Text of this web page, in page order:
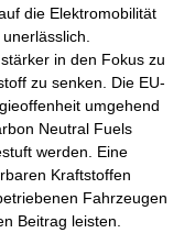
die Elektromobilität
in den Fokus zu
zu senken. Die EU-
umgehend
Neutral Fuels
werden. Eine
Kraftstoffen
Fahrzeugen
Beitrag leisten.